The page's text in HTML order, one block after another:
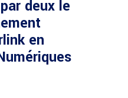
deux le
en